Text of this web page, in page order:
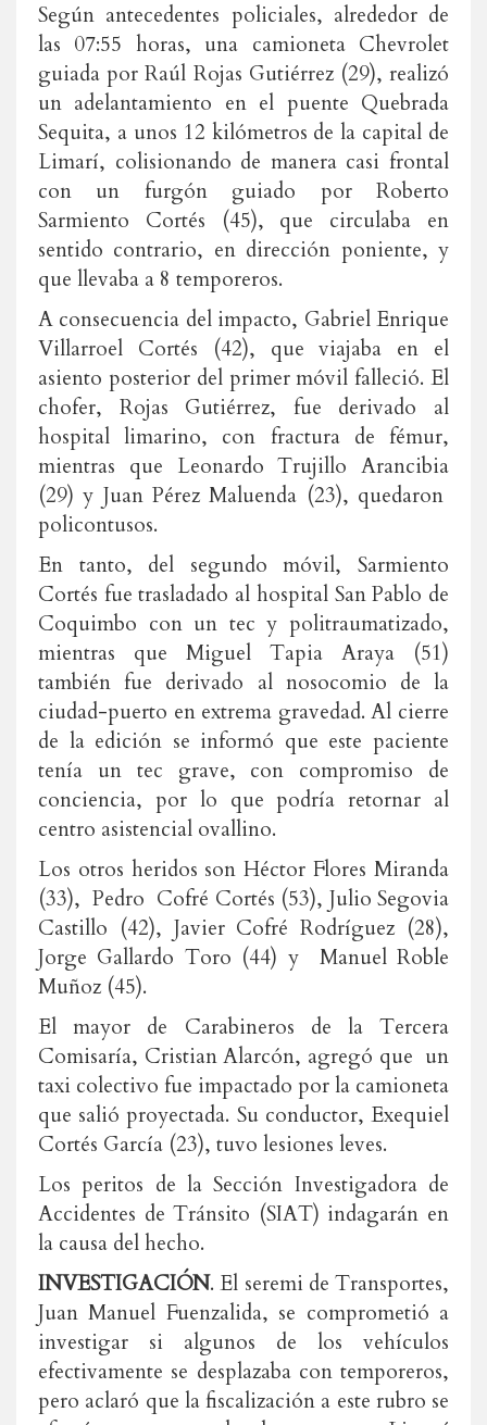
Según antecedentes policiales, alrededor de
las 07:55 horas, una camioneta Chevrolet
guiada por Raúl Rojas Gutiérrez (29), realizó
un adelantamiento en el puente Quebrada
Sequita, a unos 12 kilómetros de la capital de
Limarí, colisionando de manera casi frontal
con un furgón guiado por Roberto
Sarmiento Cortés (45), que circulaba en
sentido contrario, en dirección poniente, y
que llevaba a 8 temporeros.
A consecuencia del impacto, Gabriel Enrique
Villarroel Cortés (42), que viajaba en el
asiento posterior del primer móvil falleció. El
chofer, Rojas Gutiérrez, fue derivado al
hospital limarino, con fractura de fémur,
mientras que Leonardo Trujillo Arancibia
(29) y Juan Pérez Maluenda (23), quedaron
policontusos.
En tanto, del segundo móvil, Sarmiento
Cortés fue trasladado al hospital San Pablo de
Coquimbo con un tec y politraumatizado,
mientras que Miguel Tapia Araya (51)
también fue derivado al nosocomio de la
ciudad-puerto en extrema gravedad. Al cierre
de la edición se informó que este paciente
tenía un tec grave, con compromiso de
conciencia, por lo que podría retornar al
centro asistencial ovallino.
Los otros heridos son Héctor Flores Miranda
(33), Pedro Cofré Cortés (53), Julio Segovia
Castillo (42), Javier Cofré Rodríguez (28),
Jorge Gallardo Toro (44) y Manuel Roble
Muñoz (45).
El mayor de Carabineros de la Tercera
Comisaría, Cristian Alarcón, agregó que un
taxi colectivo fue impactado por la camioneta
que salió proyectada. Su conductor, Exequiel
Cortés García (23), tuvo lesiones leves.
Los peritos de la Sección Investigadora de
Accidentes de Tránsito (SIAT) indagarán en
la causa del hecho.
INVESTIGACIÓN. El seremi de Transportes,
Juan Manuel Fuenzalida, se comprometió a
investigar si algunos de los vehículos
efectivamente se desplazaba con temporeros,
pero aclaró que la fiscalización a este rubro se